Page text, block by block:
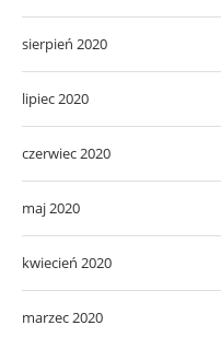
sierpień 2020
lipiec 2020
czerwiec 2020
maj 2020
kwiecień 2020
marzec 2020